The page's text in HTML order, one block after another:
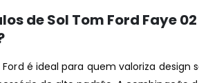
de Sol Tom Ford Faye
é ideal para quem valoriza design